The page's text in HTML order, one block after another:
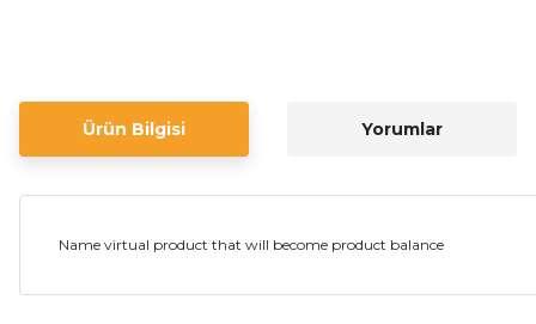
Ürün Bilgisi Yorumlar
Name virtual product that will become product balance